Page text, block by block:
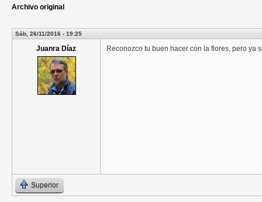
Archivo original
Sáb, 26/11/2016 - 19:25
Juanra Díaz Reconozco tu buen hacer con la flores, pero ya
Superior